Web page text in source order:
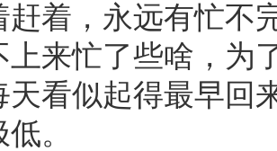
赶着，永远有忙不
上来忙了些啥，为
似起得最早回来
。